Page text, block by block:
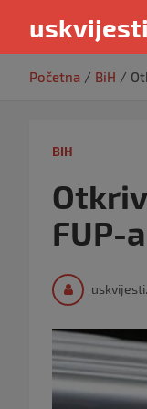
Početna BiH
BIH
FUP-a